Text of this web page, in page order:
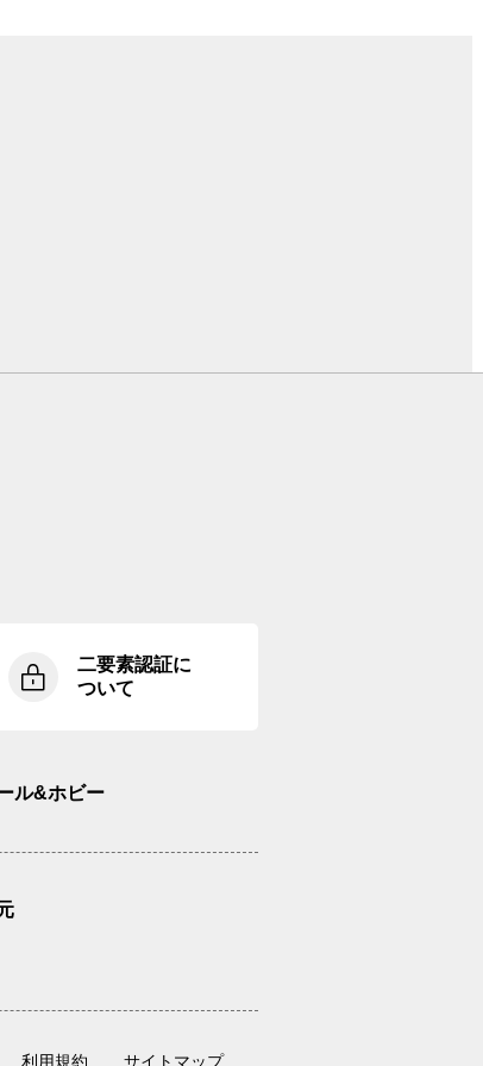
二要素認証に
ついて
ル&ホビー
利用規約 サイトマップ